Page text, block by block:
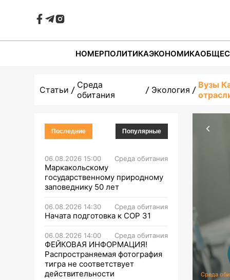
НОМЕРПОЛИТИКАЭКОНОМИКА
Статьи
Среда
обитания
Экология
Вузы
Последние Популярные
06.08.2026 15:00 Среда обитания
Маркакольскому
государственному природному
заповеднику 50 лет
06.08.2026 14:30 Среда обитания
Начата подготовка к СОР 31
06.08.2026 14:00 Среда обитания
ФЕЙКОВАЯ ИНФОРМАЦИЯ!
Распространяемая фотография
тигра не соответствует
действительности
Среда